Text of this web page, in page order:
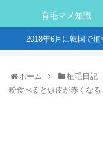
育毛マメ知識
2018年6月に韓国で
ホーム 植毛日記
粉食べると頭皮が赤くな